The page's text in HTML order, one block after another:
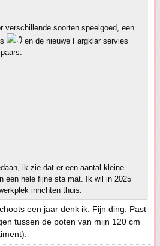
verschillende soorten speelgoed, een
en de nieuwe Fargklar servies
ik zie dat er een aantal kleine
een hele fijne sta mat. Ik wil in 2025
inrichten thuis.
een jaar denk ik. Fijn ding. Past
tussen de poten van mijn 120 cm